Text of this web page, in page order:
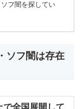
フ闇を探してい
ソフ闇は存在
で全国展開して